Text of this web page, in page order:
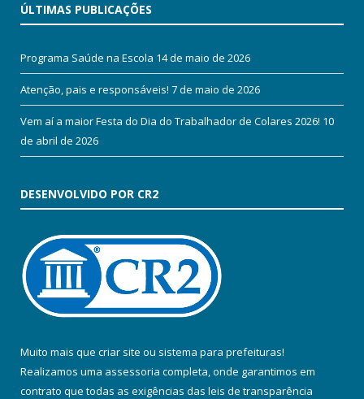
ÚLTIMAS PUBLICAÇÕES
Programa Saúde na Escola 14 de maio de 2026
Atenção, pais e responsáveis! 7 de maio de 2026
Vem aí a maior Festa do Dia do Trabalhador de Colares 2026! 10
de abril de 2026
DESENVOLVIDO POR CR2
Muito mais que criar site ou sistema para prefeituras!
Realizamos uma assessoria completa, onde garantimos em
contrato que todas as exigências das leis de transparência